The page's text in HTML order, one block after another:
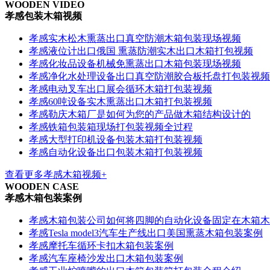
WOODEN VIDEO
孝感包装木箱视频
孝感实木松木熏蒸出口真空防潮木箱包装现场视频
孝感液位计出口俄国 熏蒸防潮实木出口木箱打包视频
孝感化妆品设备机械免熏蒸出口木箱包装现场视频
孝感净化水处理设备出口真空防潮胶合板托盘打包装视频
孝感电动叉车出口展会循环木箱打包装视频
孝感60吨设备实木熏蒸出口木箱打包装视频
孝感勒庆木箱厂是如何为您的产品做木箱结构设计的
孝感铁箱包装箱现场打包装视频全过程
孝感大型打印机设备包装木箱打包装视频
孝感自动化设备出口包装木箱打包装视频
查看更多孝感木箱视频+
WOODEN CASE
孝感木箱包装案例
孝感木箱包装公司如何将四脚的自动化设备固定在木箱
孝感Tesla model3汽车生产线出口美国熏蒸木箱包装案例
孝感摩托车循环卡扣木箱包装案例
孝感汽车座椅沙发出口木箱包装案例